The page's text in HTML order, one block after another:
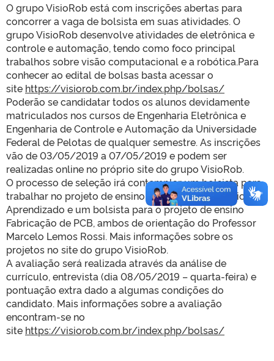
O grupo VisioRob está com inscrições abertas para
concorrer a vaga de bolsista em suas atividades. O
grupo VisioRob desenvolve atividades de eletrônica e
controle e automação, tendo como foco principal
trabalhos sobre visão computacional e a robótica.Para
conhecer ao edital de bolsas basta acessar o
site https://visiorob.com.br/index.php/bolsas/
Poderão se candidatar todos os alunos devidamente
matriculados nos cursos de Engenharia Eletrônica e
Engenharia de Controle e Automação da Universidade
Federal de Pelotas de qualquer semestre. As inscrições
vão de 03/05/2019 a 07/05/2019 e podem ser
realizadas online no próprio site do grupo VisioRob.
O processo de seleção irá contemplar um bolsista para
trabalhar no projeto de ensino Colocando em Prática o
Aprendizado e um bolsista para o projeto de ensino
Fabricação de PCB, ambos de orientação do Professor
Marcelo Lemos Rossi. Mais informações sobre os
projetos no site do grupo VisioRob.
A avaliação será realizada através da análise de
currículo, entrevista (dia 08/05/2019 – quarta-feira) e
pontuação extra dado a algumas condições do
candidato. Mais informações sobre a avaliação
encontram-se no
site https://visiorob.com.br/index.php/bolsas/